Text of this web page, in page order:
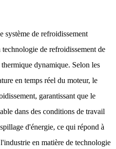
de refroidissement
de refroidissement de
dynamique. Selon les
en temps réel du moteur, le
garantissant que le
dans des conditions de travail
d'énergie, ce qui répond à
en matière de technologie